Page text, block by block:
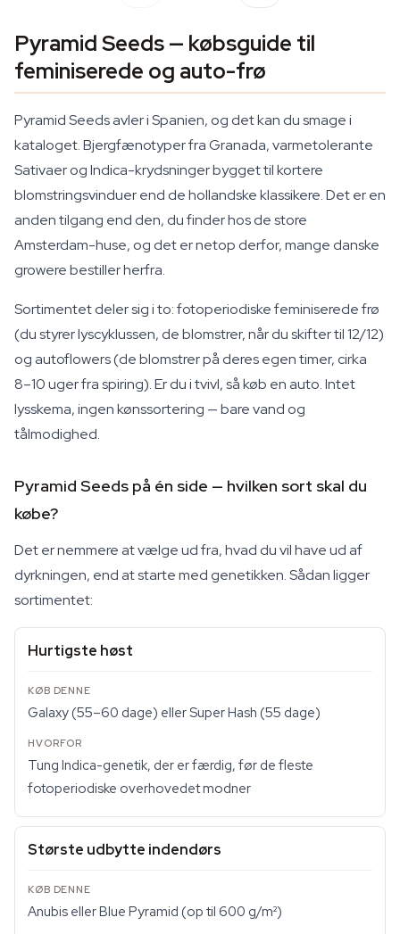
Pyramid Seeds — købsguide til
feminiserede og auto-frø
Pyramid Seeds avler i Spanien, og det kan du smage i
kataloget. Bjergfænotyper fra Granada, varmetolerante
Sativaer og Indica-krydsninger bygget til kortere
blomstringsvinduer end de hollandske klassikere. Det er en
anden tilgang end den, du finder hos de store
Amsterdam-huse, og det er netop derfor, mange danske
growere bestiller herfra.
Sortimentet deler sig i to: fotoperiodiske feminiserede frø
(du styrer lyscyklussen, de blomstrer, når du skifter til 12/12)
og autoflowers (de blomstrer på deres egen timer, cirka
8–10 uger fra spiring). Er du i tvivl, så køb en auto. Intet
lysskema, ingen kønssortering — bare vand og
tålmodighed.
Pyramid Seeds på én side — hvilken sort skal du
købe?
Det er nemmere at vælge ud fra, hvad du vil have ud af
dyrkningen, end at starte med genetikken. Sådan ligger
sortimentet:
Hurtigste høst
Galaxy (55–60 dage) eller Super Hash (55 dage)
Tung Indica-genetik, der er færdig, før de fleste
fotoperiodiske overhovedet modner
Største udbytte indendørs
Anubis eller Blue Pyramid (op til 600 g/m²)